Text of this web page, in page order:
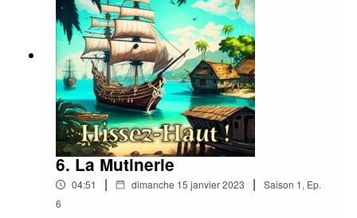
6. La Mutinerie
04:51 | dimanche 15 janvier 2023 | Saison 1, Ep.
6